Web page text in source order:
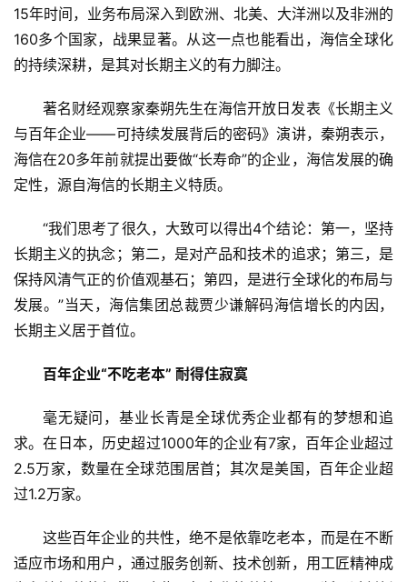
首
页
商
业
人
工
智
能
科
技
快
讯
投
15年时间，业务布局深入到欧洲、北美、大洋洲以及非洲的
160多个国家，战果显著。从这一点也能看出，海信全球化
的持续深耕，是其对长期主义的有力脚注。
著名财经观察家秦朔先生在海信开放日发表《长期主义
与百年企业——可持续发展背后的密码》演讲，秦朔表示，
海信在20多年前就提出要做“长寿命”的企业，海信发展的确
定性，源自海信的长期主义特质。
“我们思考了很久，大致可以得出4个结论：第一，坚持
长期主义的执念；第二，是对产品和技术的追求；第三，是
保持风清气正的价值观基石；第四，是进行全球化的布局与
发展。”当天，海信集团总裁贾少谦解码海信增长的内因，
长期主义居于首位。
百年企业“不吃老本” 耐得住寂寞
毫无疑问，基业长青是全球优秀企业都有的梦想和追
求。在日本，历史超过1000年的企业有7家，百年企业超过
2.5万家，数量在全球范围居首；其次是美国，百年企业超
过1.2万家。
这些百年企业的共性，绝不是依靠吃老本，而是在不断
适应市场和用户，通过服务创新、技术创新，用工匠精神成